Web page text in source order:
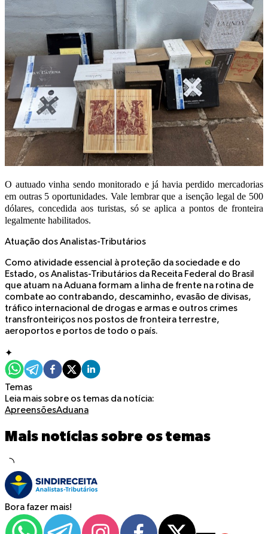
O autuado vinha sendo monitorado e já havia perdido mercadorias
em outras 5 oportunidades. Vale lembrar que a isenção legal de 500
dólares, concedida aos turistas, só se aplica a pontos de fronteira
legalmente habilitados.
Atuação dos Analistas-Tributários
Como atividade essencial à proteção da sociedade e do
Estado, os Analistas-Tributários da Receita Federal do Brasil
que atuam na Aduana formam a linha de frente na rotina de
combate ao contrabando, descaminho, evasão de divisas,
tráfico internacional de drogas e armas e outros crimes
transfronteiriços nos postos de fronteira terrestre,
aeroportos e portos de todo o país.
✦
Temas
Leia mais sobre os temas da notícia:
ApreensõesAduana
Mais notícias sobre os temas
Bora fazer mais!